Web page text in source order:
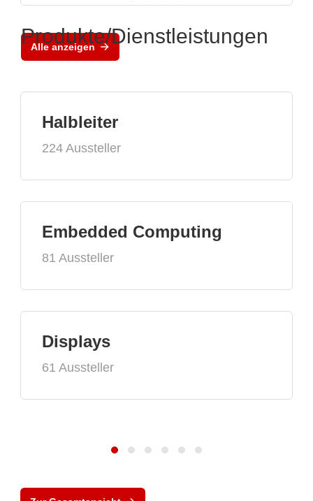
Alle anzeigen
Produkte/Dienstleistungen
Halbleiter
224 Aussteller
Embedded Computing
81 Aussteller
Displays
61 Aussteller